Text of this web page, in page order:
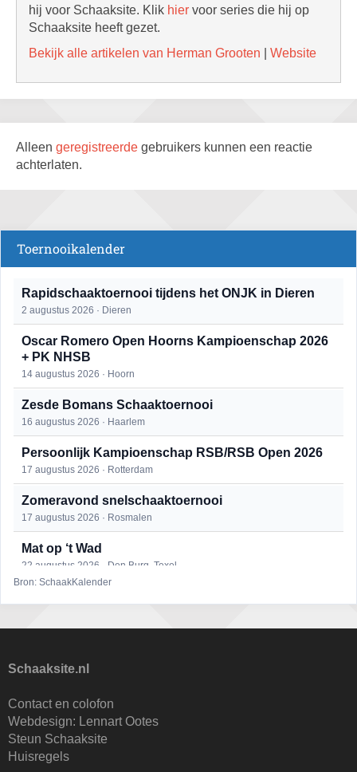
hij voor Schaaksite. Klik hier voor series die hij op
Schaaksite heeft gezet.
Bekijk alle artikelen van Herman Grooten
Website
Alleen geregistreerde gebruikers kunnen een reactie
achterlaten.
Toernooikalender
Rapidschaaktoernooi tijdens het ONJK in Dieren
2 augustus 2026 · Dieren
Oscar Romero Open Hoorns Kampioenschap 2026
+ PK NHSB
14 augustus 2026 · Hoorn
Zesde Bomans Schaaktoernooi
16 augustus 2026 · Haarlem
Persoonlijk Kampioenschap RSB/RSB Open 2026
17 augustus 2026 · Rotterdam
Zomeravond snelschaaktoernooi
17 augustus 2026 · Rosmalen
Mat op ‘t Wad
22 augustus 2026 · Den Burg, Texel
22 augustus 2026 · Utrecht
23 augustus 2026 · Utrecht
Open Eemlandtoernooi 2026
25 augustus 2026 · Bunschoten-Spakenburg
Bron: SchaakKalender
Schaaksite.nl
Contact en colofon
Webdesign: Lennart Ootes
Steun Schaaksite
Huisregels